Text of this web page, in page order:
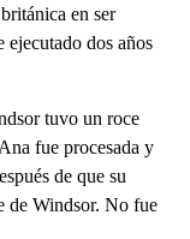
en ser
ejecutado dos años
tuvo un roce
fue procesada y
de que su
de Windsor. No fue